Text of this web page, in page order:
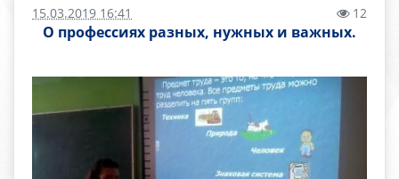
15.03.2019 16:41 12
О профессиях разных, нужных и важных.